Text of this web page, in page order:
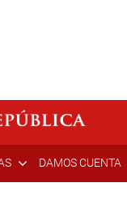
DAMOS CUENTA